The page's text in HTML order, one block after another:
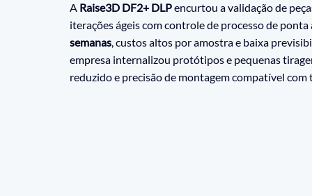
A Raise3D DF2+ DLP encurtou a validação de
iterações ágeis com controle de processo de
semanas, custos altos por amostra e baixa
empresa internalizou protótipos e pequenas
reduzido e precisão de montagem compatível